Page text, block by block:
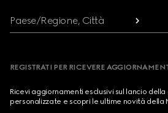
Paese/Regione, Città
REGISTRATI PER RICEVERE
Ricevi aggiornamenti esclusivi sul lancio
personalizzate e scopri le ultime novità della